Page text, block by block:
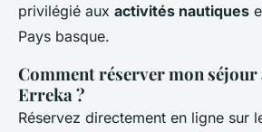
privilégié aux activités nautiques
Pays basque.
Comment réserver mon séjour
Erreka ?
Réservez directement en ligne sur